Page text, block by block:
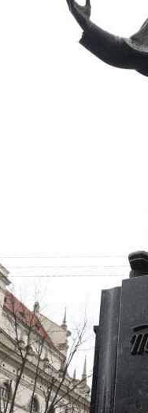
Сайт
в этом браузере для